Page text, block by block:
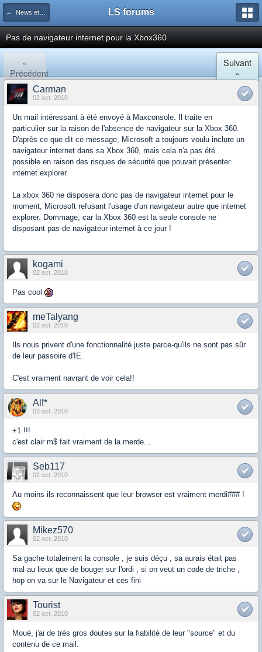
← News et actualités postées sur LS LS forums
Pas de navigateur internet pour la Xbox360
«
Précédent
Suivant
»
Carman
02 oct. 2010
Un mail intéressant à été envoyé à Maxconsole. Il traite en
particulier sur la raison de l'absence de navigateur sur la Xbox 360.
D'après ce que dit ce message, Microsoft a toujours voulu inclure un
navigateur internet dans sa Xbox 360, mais cela n'a pas été
possible en raison des risques de sécurité que pouvait présenter
internet explorer.
La xbox 360 ne disposera donc pas de navigateur internet pour le
moment, Microsoft refusant l'usage d'un navigateur autre que internet
explorer. Dommage, car la Xbox 360 est la seule console ne
disposant pas de navigateur internet à ce jour !
kogami
02 oct. 2010
Pas cool
meTalyang
02 oct. 2010
Ils nous privent d'une fonctionnalité juste parce-qu'ils ne sont pas sûr
de leur passoire d'IE.
C'est vraiment navrant de voir cela!!
Alf*
02 oct. 2010
+1 !!!
c'est clair m$ fait vraiment de la merde...
Seb117
02 oct. 2010
Au moins ils reconnaissent que leur browser est vraiment merdi### !
Mikez570
02 oct. 2010
Sa gache totalement la console , je suis déçu , sa aurais était pas
mal au lieux que de bouger sur l'ordi , si on veut un code de triche ,
hop on va sur le Navigateur et ces fini
Tourist
02 oct. 2010
Moué, j'ai de très gros doutes sur la fiabilité de leur "source" et du
contenu de ce mail.